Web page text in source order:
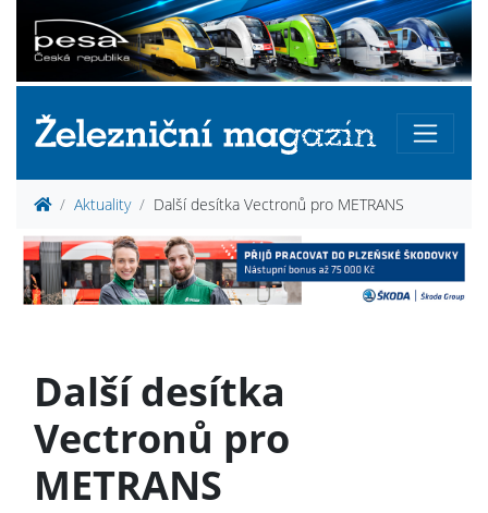
Aktuality Další desítka Vectronů pro METRANS
Další desítka
Vectronů pro
METRANS